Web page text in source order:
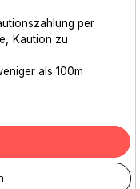
per
Kaution zu
als 100m